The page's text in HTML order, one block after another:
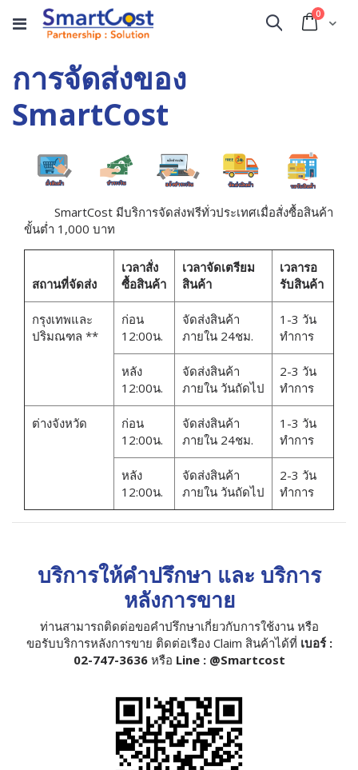
Cart
0items
Search
การจัดส่งของ
SmartCost
SmartCost มีบริการจัดส่งฟรีทั่วประเทศเมื่อสั่งซื้อสินค้า
ขั้นต่ำ 1,000 บาท
สถานที่จัดส่ง
เวลาสั่ง
ซื้อสินค้า
เวลาจัดเตรียม
สินค้า
เวลารอ
รับสินค้า
กรุงเทพและ
ปริมณฑล **
ก่อน
12:00น.
จัดส่งสินค้า
ภายใน 24ชม.
1-3 วัน
ทำการ
หลัง
12:00น.
จัดส่งสินค้า
ภายใน วันถัดไป
2-3 วัน
ทำการ
ต่างจังหวัด
ก่อน
12:00น.
จัดส่งสินค้า
ภายใน 24ชม.
1-3 วัน
ทำการ
หลัง
12:00น.
จัดส่งสินค้า
ภายใน วันถัดไป
2-3 วัน
ทำการ
บริการให้คำปรึกษา และ บริการ
หลังการขาย
ท่านสามารถติดต่อขอคำปรึกษาเกี่ยวกับการใช้งาน หรือ
ขอรับบริการหลังการขาย ติดต่อเรือง Claim สินค้าได้ที่ เบอร์ :
02-747-3636หรือ Line : @Smartcost